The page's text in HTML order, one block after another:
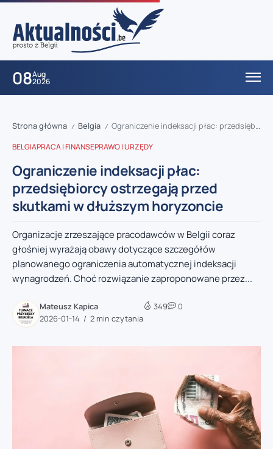
08Aug
2026
Strona główna / Belgia / Ograniczenie indeksacji płac: przedsiębiorcy ostrzegają przed skutkami w dłuższym horyzoncie
BELGIAPRACA I FINANSEPRAWO I URZĘDY
Ograniczenie indeksacji płac:
przedsiębiorcy ostrzegają przed
skutkami w dłuższym horyzoncie
Organizacje zrzeszające pracodawców w Belgii coraz
głośniej wyrażają obawy dotyczące szczegółów
planowanego ograniczenia automatycznej indeksacji
wynagrodzeń. Choć rozwiązanie zaproponowane przez...
Mateusz Kapica
2026-01-14
2 min czytania
349 0